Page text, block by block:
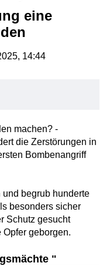
eine
14:44
machen? -
die Zerstörungen in
Bombenangriff
begrub hunderte
besonders sicher
Schutz gesucht
geborgen.
"